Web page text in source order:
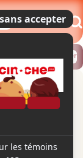
Modifier